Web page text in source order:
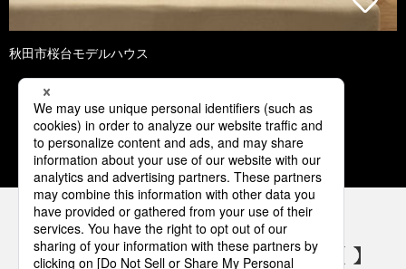
秋田市桜台モデルハウス
1 2 3 4 5
パナソニックの電気設備 SNSアカウント